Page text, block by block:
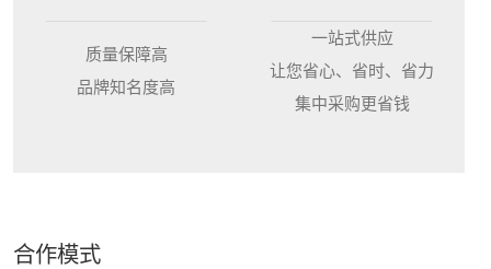
质量保障高
品牌知名度高
一站式供应
让您省心、省时、省力
集中采购更省钱
合作模式